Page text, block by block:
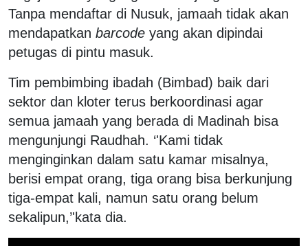
Tanpa mendaftar di Nusuk, jamaah tidak akan
mendapatkan barcode yang akan dipindai
petugas di pintu masuk.
Tim pembimbing ibadah (Bimbad) baik dari
sektor dan kloter terus berkoordinasi agar
semua jamaah yang berada di Madinah bisa
mengunjungi Raudhah. ‘'Kami tidak
menginginkan dalam satu kamar misalnya,
berisi empat orang, tiga orang bisa berkunjung
tiga-empat kali, namun satu orang belum
sekalipun,’'kata dia.